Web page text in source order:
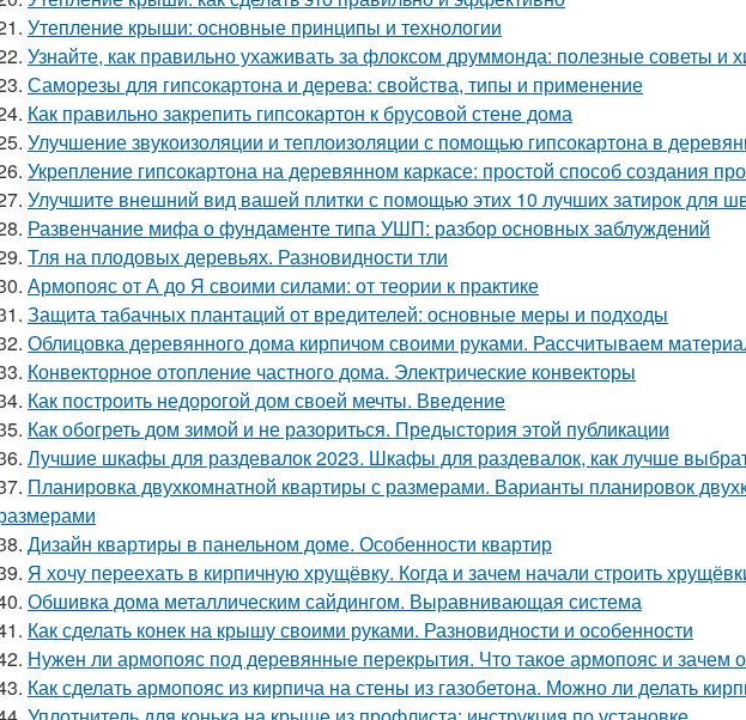
Утепление крыши: основные принципы и технологии
Узнайте, как правильно ухаживать за флоксом друммонда: полезные советы и
Саморезы для гипсокартона и дерева: свойства, типы и применение
Как правильно закрепить гипсокартон к брусовой стене дома
Улучшение звукоизоляции и теплоизоляции с помощью гипсокартона в
Укрепление гипсокартона на деревянном каркасе: простой способ создания
Улучшите внешний вид вашей плитки с помощью этих 10 лучших затирок для
Развенчание мифа о фундаменте типа УШП: разбор основных заблуждений
Тля на плодовых деревьях. Разновидности тли
Армопояс от А до Я своими силами: от теории к практике
Защита табачных плантаций от вредителей: основные меры и подходы
Облицовка деревянного дома кирпичом своими руками. Рассчитываем
Конвекторное отопление частного дома. Электрические конвекторы
Как построить недорогой дом своей мечты. Введение
Как обогреть дом зимой и не разориться. Предыстория этой публикации
Лучшие шкафы для раздевалок 2023. Шкафы для раздевалок, как лучше
Планировка двухкомнатной квартиры с размерами. Варианты планировок
Дизайн квартиры в панельном доме. Особенности квартир
Я хочу переехать в кирпичную хрущёвку. Когда и зачем начали строить
Обшивка дома металлическим сайдингом. Выравнивающая система
Как сделать конек на крышу своими руками. Разновидности и особенности
Нужен ли армопояс под деревянные перекрытия. Что такое армопояс и зачем
Как сделать армопояс из кирпича на стены из газобетона. Можно ли делать